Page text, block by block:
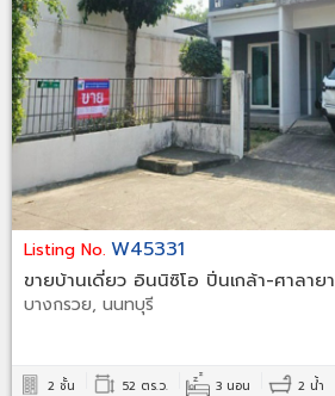
Listing No. W45331
ขายบ้านเดี่ยว อินนิซิโอ ปิ่นเกล้า-ศาลายา
บางกรวย, นนทบุรี
2 ชั้น 52 ตร.ว. 3 นอน 2 น้ำ